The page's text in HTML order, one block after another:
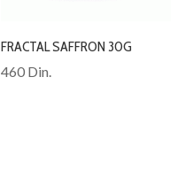
FRACTAL SAFFRON 30G
460 Din.